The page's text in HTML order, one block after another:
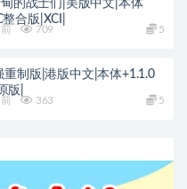
的战士们|美版中文|本体
合版|XCI|
709 5
重制版|港版中文|本体+1.1.0
版|
363 5